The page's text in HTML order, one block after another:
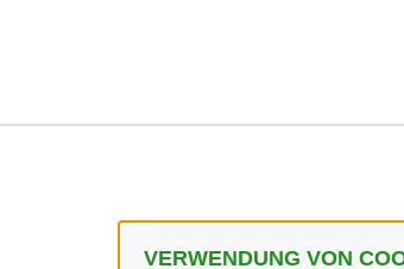
VERWENDUNG VON